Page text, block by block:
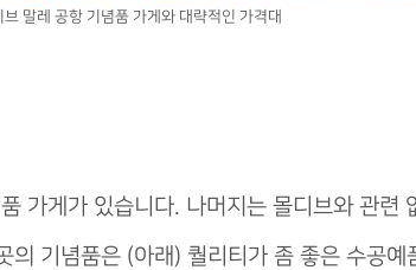
브 말레 공항 기념품 가게와 대략적인 가격대
가게가 있습니다. 나머지는 몰디브와 관련
의 기념품은 (아래) 퀄리티가 좀 좋은 수공예